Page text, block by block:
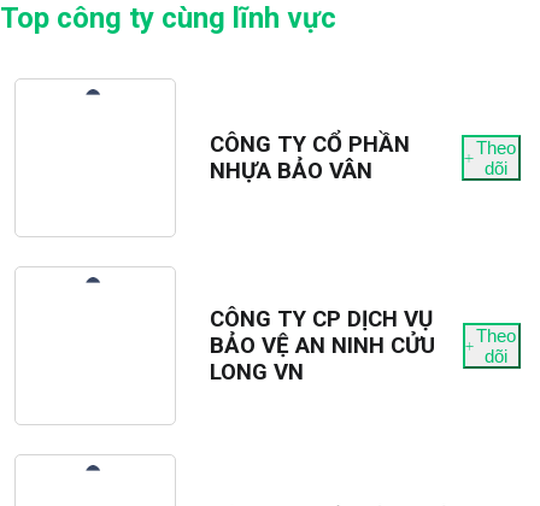
Top công ty cùng lĩnh vực
CÔNG TY CỔ PHẦN
NHỰA BẢO VÂN
Theo
dõi
CÔNG TY CP DỊCH VỤ
BẢO VỆ AN NINH CỬU
LONG VN
Theo
dõi